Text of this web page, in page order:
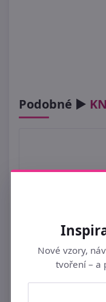
Podobné ►
Nové vzory,
tvoření – a